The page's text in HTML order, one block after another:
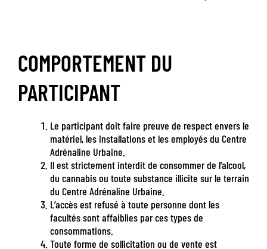
COMPORTEMENT DU
PARTICIPANT
Le participant doit faire preuve de respect envers le
matériel, les installations et les employés du Centre
Adrénaline Urbaine.
Il est strictement interdit de consommer de l’alcool,
du cannabis ou toute substance illicite sur le terrain
du Centre Adrénaline Urbaine.
L’accès est refusé à toute personne dont les
facultés sont affaiblies par ces types de
consommations.
Toute forme de sollicitation ou de vente est